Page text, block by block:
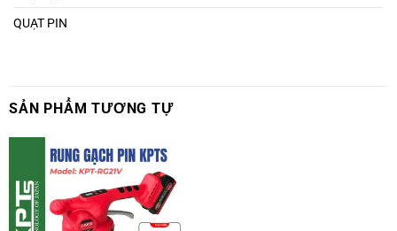
QUẠT PIN
SẢN PHẨM TƯƠNG TỰ